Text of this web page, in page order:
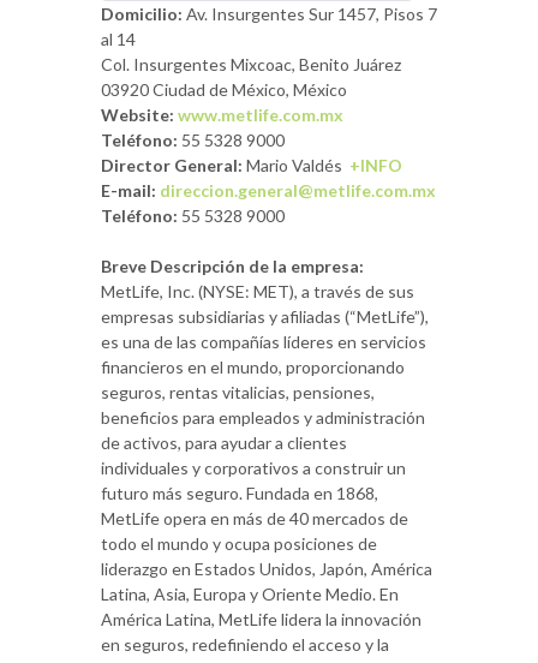
Domicilio: Av. Insurgentes Sur 1457, Pisos 7
al 14
Col. Insurgentes Mixcoac, Benito Juárez
03920 Ciudad de México, México
Website: www.metlife.com.mx
Teléfono: 55 5328 9000
Director General: Mario Valdés +INFO
E-mail: direccion.general@metlife.com.mx
Teléfono: 55 5328 9000
Breve Descripción de la empresa:
MetLife, Inc. (NYSE: MET), a través de sus
empresas subsidiarias y afiliadas (“MetLife”),
es una de las compañías líderes en servicios
financieros en el mundo, proporcionando
seguros, rentas vitalicias, pensiones,
beneficios para empleados y administración
de activos, para ayudar a clientes
individuales y corporativos a construir un
futuro más seguro. Fundada en 1868,
MetLife opera en más de 40 mercados de
todo el mundo y ocupa posiciones de
liderazgo en Estados Unidos, Japón, América
Latina, Asia, Europa y Oriente Medio. En
América Latina, MetLife lidera la innovación
en seguros, redefiniendo el acceso y la